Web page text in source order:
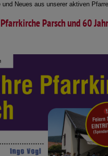
Neues aus unserer aktiven
Parsch und 60